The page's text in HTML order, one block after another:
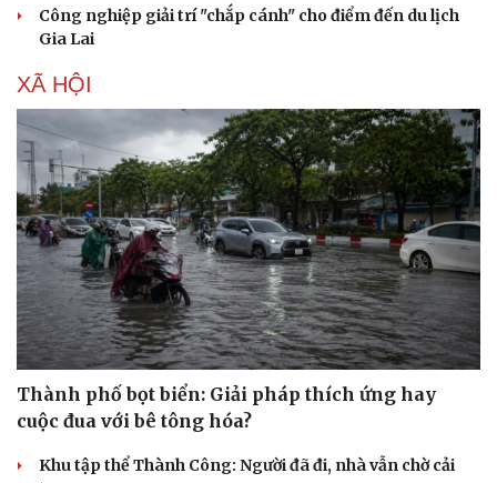
Công nghiệp giải trí "chắp cánh" cho điểm đến du lịch
Gia Lai
XÃ HỘI
Thành phố bọt biển: Giải pháp thích ứng hay
cuộc đua với bê tông hóa?
Khu tập thể Thành Công: Người đã đi, nhà vẫn chờ cải